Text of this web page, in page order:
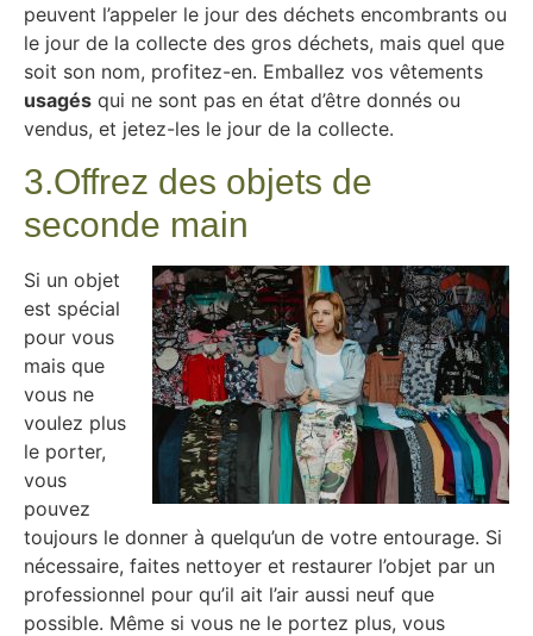
peuvent l’appeler le jour des déchets encombrants ou
le jour de la collecte des gros déchets, mais quel que
soit son nom, profitez-en. Emballez vos vêtements
usagés qui ne sont pas en état d’être donnés ou
vendus, et jetez-les le jour de la collecte.
3.Offrez des objets de
seconde main
Si un objet
est spécial
pour vous
mais que
vous ne
voulez plus
le porter,
vous
pouvez
toujours le donner à quelqu’un de votre entourage. Si
nécessaire, faites nettoyer et restaurer l’objet par un
professionnel pour qu’il ait l’air aussi neuf que
possible. Même si vous ne le portez plus, vous